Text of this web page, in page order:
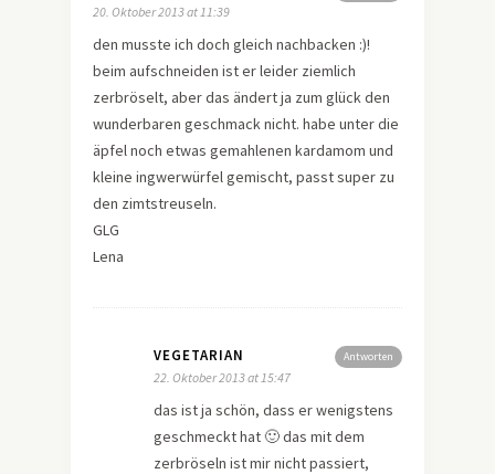
20. Oktober 2013 at 11:39
den musste ich doch gleich nachbacken :)!
beim aufschneiden ist er leider ziemlich
zerbröselt, aber das ändert ja zum glück den
wunderbaren geschmack nicht. habe unter die
äpfel noch etwas gemahlenen kardamom und
kleine ingwerwürfel gemischt, passt super zu
den zimtstreuseln.
GLG
Lena
Antworten
VEGETARIAN
22. Oktober 2013 at 15:47
das ist ja schön, dass er wenigstens
geschmeckt hat 🙂 das mit dem
zerbröseln ist mir nicht passiert,